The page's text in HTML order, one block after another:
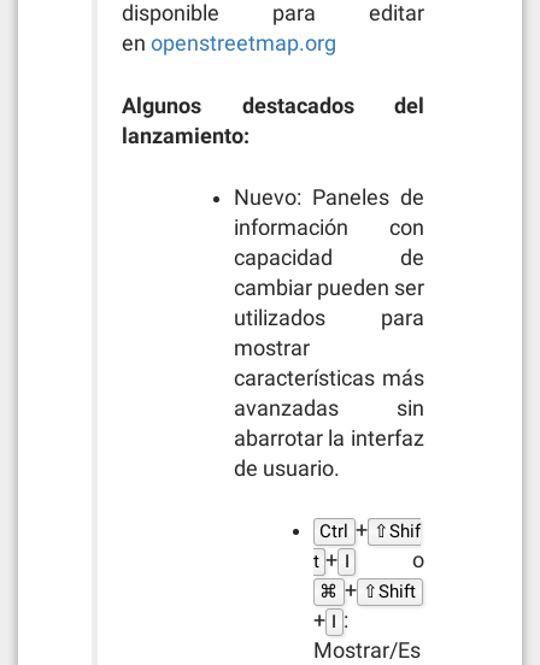
disponible para editar
enopenstreetmap.org
Algunos destacados del
lanzamiento:
Nuevo: Paneles de
información con
capacidad de
cambiar pueden ser
utilizados para
mostrar
características más
avanzadas sin
abarrotar la interfaz
de usuario.
Ctrl + ⇧Shif
t + I o
⌘ + ⇧Shift
+ I :
Mostrar/Es